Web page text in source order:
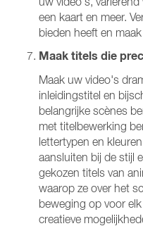
een kaart en meer.
bieden heeft en
Maak titels die
Maak uw video's
inleidingstitel en
belangrijke scènes
met titelbewerking
lettertypen en
aansluiten bij de stijl
gekozen titels van
waarop ze over het
beweging op voor
creatieve